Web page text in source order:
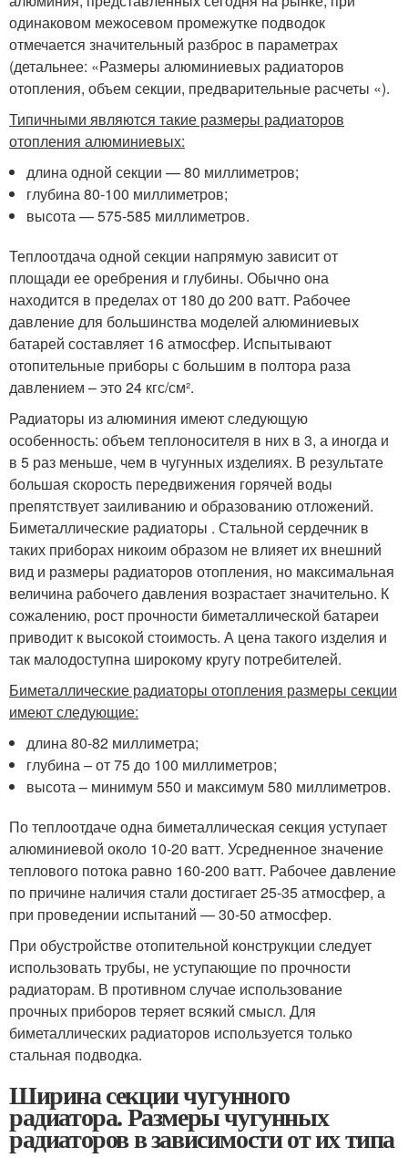
одинаковом межосевом промежутке подводок
отмечается значительный разброс в параметрах
(детальнее: «Размеры алюминиевых радиаторов
отопления, объем секции, предварительные расчеты «).
Типичными являются такие размеры радиаторов
отопления алюминиевых:
длина одной секции — 80 миллиметров;
глубина 80-100 миллиметров;
высота — 575-585 миллиметров.
Теплоотдача одной секции напрямую зависит от
площади ее оребрения и глубины. Обычно она
находится в пределах от 180 до 200 ватт. Рабочее
давление для большинства моделей алюминиевых
батарей составляет 16 атмосфер. Испытывают
отопительные приборы с большим в полтора раза
давлением – это 24 кгс/см².
Радиаторы из алюминия имеют следующую
особенность: объем теплоносителя в них в 3, а иногда и
в 5 раз меньше, чем в чугунных изделиях. В результате
большая скорость передвижения горячей воды
препятствует заиливанию и образованию отложений.
Биметаллические радиаторы . Стальной сердечник в
таких приборах никоим образом не влияет их внешний
вид и размеры радиаторов отопления, но максимальная
величина рабочего давления возрастает значительно. К
сожалению, рост прочности биметаллической батареи
приводит к высокой стоимость. А цена такого изделия и
так малодоступна широкому кругу потребителей.
Биметаллические радиаторы отопления размеры секции
имеют следующие:
длина 80-82 миллиметра;
глубина – от 75 до 100 миллиметров;
высота – минимум 550 и максимум 580 миллиметров.
По теплоотдаче одна биметаллическая секция уступает
алюминиевой около 10-20 ватт. Усредненное значение
теплового потока равно 160-200 ватт. Рабочее давление
по причине наличия стали достигает 25-35 атмосфер, а
при проведении испытаний — 30-50 атмосфер.
При обустройстве отопительной конструкции следует
использовать трубы, не уступающие по прочности
радиаторам. В противном случае использование
прочных приборов теряет всякий смысл. Для
биметаллических радиаторов используется только
стальная подводка.
Ширина секции чугунного
радиатора. Размеры чугунных
радиаторов в зависимости от их типа